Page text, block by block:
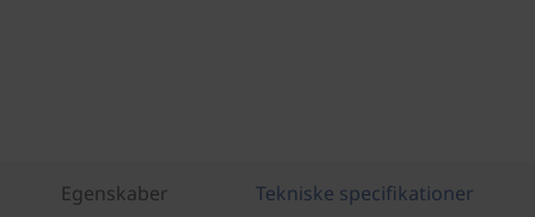
Egenskaber Tekniske specifikationer